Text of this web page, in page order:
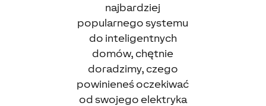
najbardziej
popularnego systemu
do inteligentnych
domów, chętnie
doradzimy, czego
powinieneś oczekiwać
od swojego elektryka